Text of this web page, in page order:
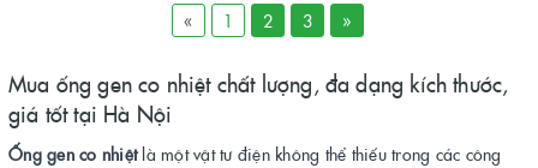
« 1 2 3 »
Mua ống gen co nhiệt chất lượng, đa dạng kích thước,
giá tốt tại Hà Nội
Ống gen co nhiệt là một vật tư điện không thể thiếu trong các công